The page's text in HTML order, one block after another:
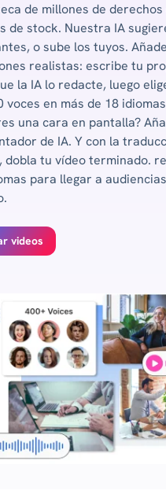
de millones de
de stock. Nuestra IA
o sube los tuyos.
realistas: escribe tu
la IA lo redacte, luego
voces en más de 18
una cara en pantalla?
de IA. Y con la
dobla tu vídeo terminado.
para llegar a
videos